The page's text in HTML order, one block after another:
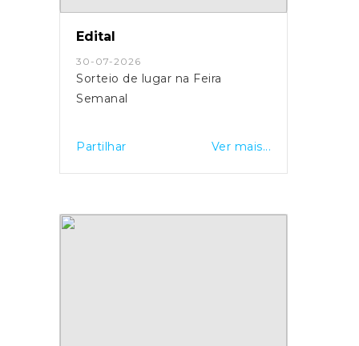
Edital
30-07-2026
Sorteio de lugar na Feira
Semanal
Partilhar Ver mais...